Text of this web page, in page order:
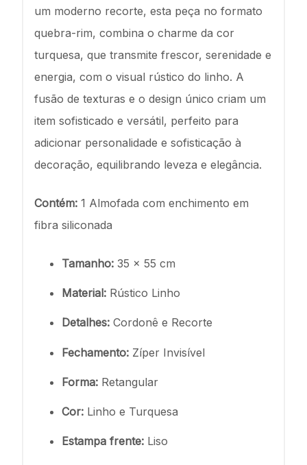
um moderno recorte, esta peça no formato
quebra-rim, combina o charme da cor
turquesa, que transmite frescor, serenidade e
energia, com o visual rústico do linho. A
fusão de texturas e o design único criam um
item sofisticado e versátil, perfeito para
adicionar personalidade e sofisticação à
decoração, equilibrando leveza e elegância.
Contém: 1 Almofada com enchimento em
fibra siliconada
Tamanho: 35 x 55 cm
Material: Rústico Linho
Detalhes: Cordonê e Recorte
Fechamento: Zíper Invisível
Forma: Retangular
Cor: Linho e Turquesa
Estampa frente: Liso